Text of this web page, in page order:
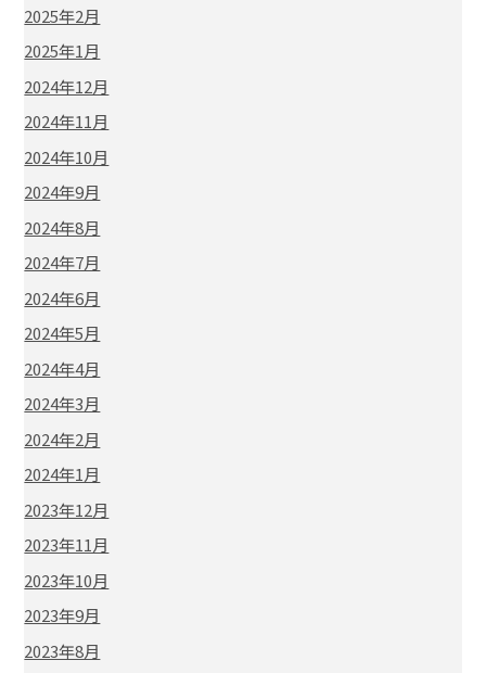
2025年2月
2025年1月
2024年12月
2024年11月
2024年10月
2024年9月
2024年8月
2024年7月
2024年6月
2024年5月
2024年4月
2024年3月
2024年2月
2024年1月
2023年12月
2023年11月
2023年10月
2023年9月
2023年8月